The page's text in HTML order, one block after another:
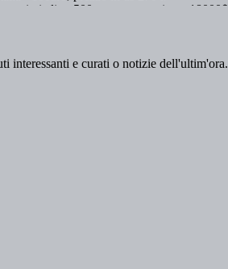
interessanti e curati o notizie dell'ultim'ora.